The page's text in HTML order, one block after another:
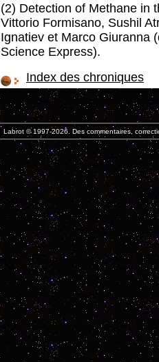
(2) Detection of Methane in
Vittorio Formisano, Sushil
Ignatiev et Marco Giuranna
Science Express).
Index des chroniques
Labrot © 1997-2026. Des commentaires,